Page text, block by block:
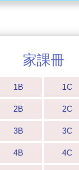
家課冊
1B 1C
2B 2C
3B 3C
4B 4C